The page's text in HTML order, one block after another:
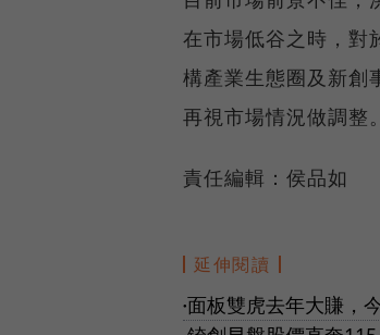
在市場低谷之時，對
構產業生態圈及新創
再視市場情況做調整。
責任編輯：侯品如
延伸閱讀
●面板雙虎去年大賺，